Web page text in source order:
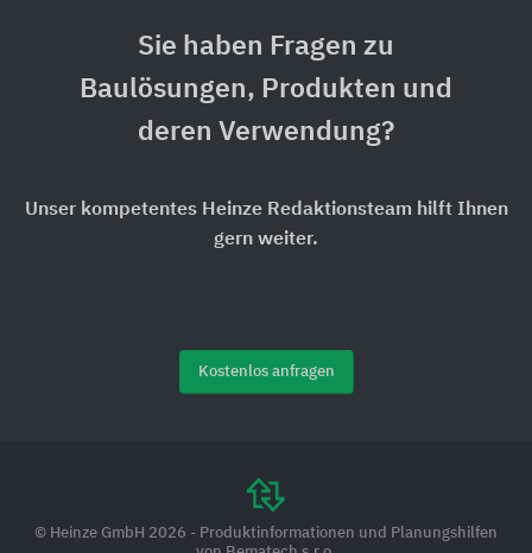
Sie haben Fragen zu
Baulösungen, Produkten und
deren Verwendung?
Unser kompetentes Heinze Redaktionsteam hilft Ihnen
gern weiter.
Kostenlos anfragen
© Heinze GmbH 2026 - Produktinformationen und Planungshilfen